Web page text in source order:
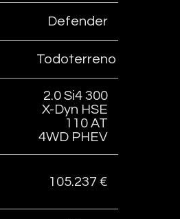
Defender
Todoterreno
2.0 Si4 300
X-Dyn HSE
110 AT
4WD PHEV
105.237 €